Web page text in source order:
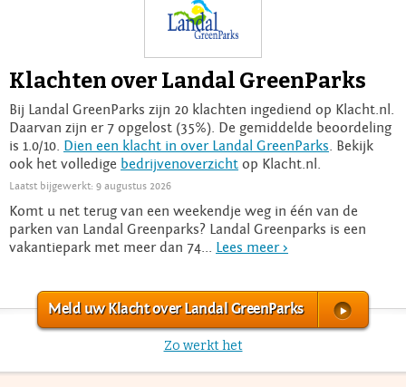
Login
Klachten over Landal GreenParks
Bij Landal GreenParks zijn 20 klachten ingediend op Klacht.nl.
Daarvan zijn er 7 opgelost (35%). De gemiddelde beoordeling
is 1.0/10. Dien een klacht in over Landal GreenParks . Bekijk
ook het volledige bedrijvenoverzicht op Klacht.nl.
Laatst bijgewerkt: 9 augustus 2026
Komt u net terug van een weekendje weg in één van de
parken van Landal Greenparks? Landal Greenparks is een
vakantiepark met meer dan 74... Lees meer >
Meld uw Klacht over Landal GreenParks
Zo werkt het